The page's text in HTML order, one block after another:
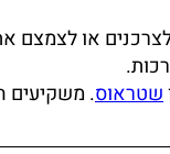
או לצמצם
שטראוס. משקיעים